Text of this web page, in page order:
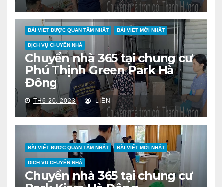
BÀI VIẾT ĐƯỢC QUAN TÂM NHẤT BÀI VIẾT MỚI NHẤT
DỊCH VỤ CHUYỂN NHÀ
Chuyển nhà 365 tại chung cư
Phú Thịnh Green Park Hà
Đông
TH6 20, 2023 LIÊN
BÀI VIẾT ĐƯỢC QUAN TÂM NHẤT BÀI VIẾT MỚI NHẤT
DỊCH VỤ CHUYỂN NHÀ
Chuyển nhà 365 tại chung cư